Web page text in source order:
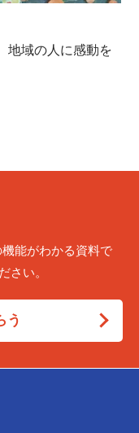
地域の人に感動を
能がわかる資料で
さい。
う